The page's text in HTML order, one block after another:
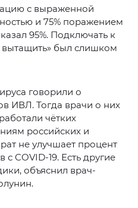
с выраженной
и 75% поражением
95%. Подключать к
был слишком
говорили о
ИВЛ. Тогда врачи о них
чётких
российских и
не улучшает процент
COVID-19. Есть другие
объяснил врач-